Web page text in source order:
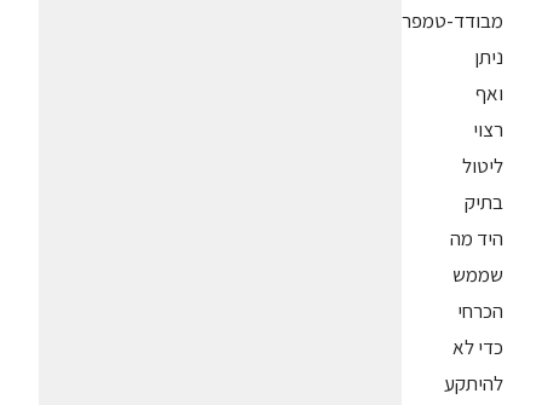
מבודד-טמפרטורה.
ניתן
ואף
רצוי
ליטול
בתיק
היד מה
שממש
הכרחי
כדי לא
להיתקע